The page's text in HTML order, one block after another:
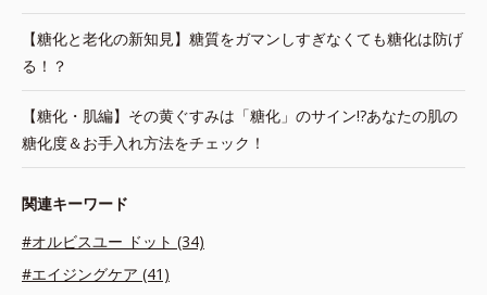
【糖化と老化の新知見】糖質をガマンしすぎなくても糖化は防げ
る！？
【糖化・肌編】その黄ぐすみは「糖化」のサイン!?あなたの肌の
糖化度＆お手入れ方法をチェック！
関連キーワード
#オルビスユー ドット (34)
#エイジングケア (41)